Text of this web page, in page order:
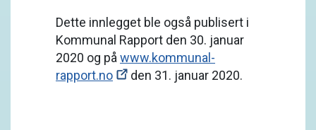
Dette innlegget ble også publisert i
Kommunal Rapport den 30. januar
2020 og på www.kommunal-
rapport.no
den 31. januar 2020.